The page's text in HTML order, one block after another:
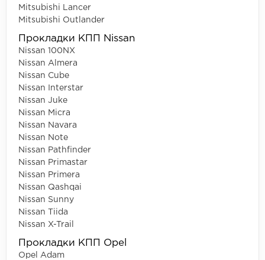
Mitsubishi Lancer
Mitsubishi Outlander
Прокладки КПП Nissan
Nissan 100NX
Nissan Almera
Nissan Cube
Nissan Interstar
Nissan Juke
Nissan Micra
Nissan Navara
Nissan Note
Nissan Pathfinder
Nissan Primastar
Nissan Primera
Nissan Qashqai
Nissan Sunny
Nissan Tiida
Nissan X-Trail
Прокладки КПП Opel
Opel Adam